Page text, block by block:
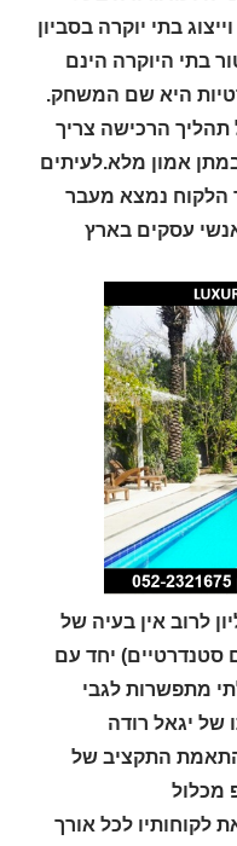
ייעוץ וייצוג בתי יוקרה בסביון
בתי היוקרה הינם
היא שם המשחק.
תהליך הרכישה צריך
אמון מלא.לעיתים
הלקוח נמצא מעבר
עסקים בארץ
לרוב אין בעיה של
סטנדרטיים) יחד עם
מתפשרות לגבי
של יגאל רודה
התאמת התקציב של
מכלול
לקוחותיו לכל אורך